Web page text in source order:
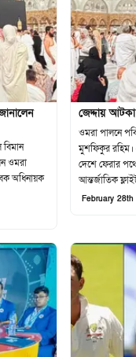
ওমরা
জেদ্দায়
ওমরা পালনে
মুশফিকুর রহিম।
দেশে ফেরার পথে
আন্তর্জাতিক
February